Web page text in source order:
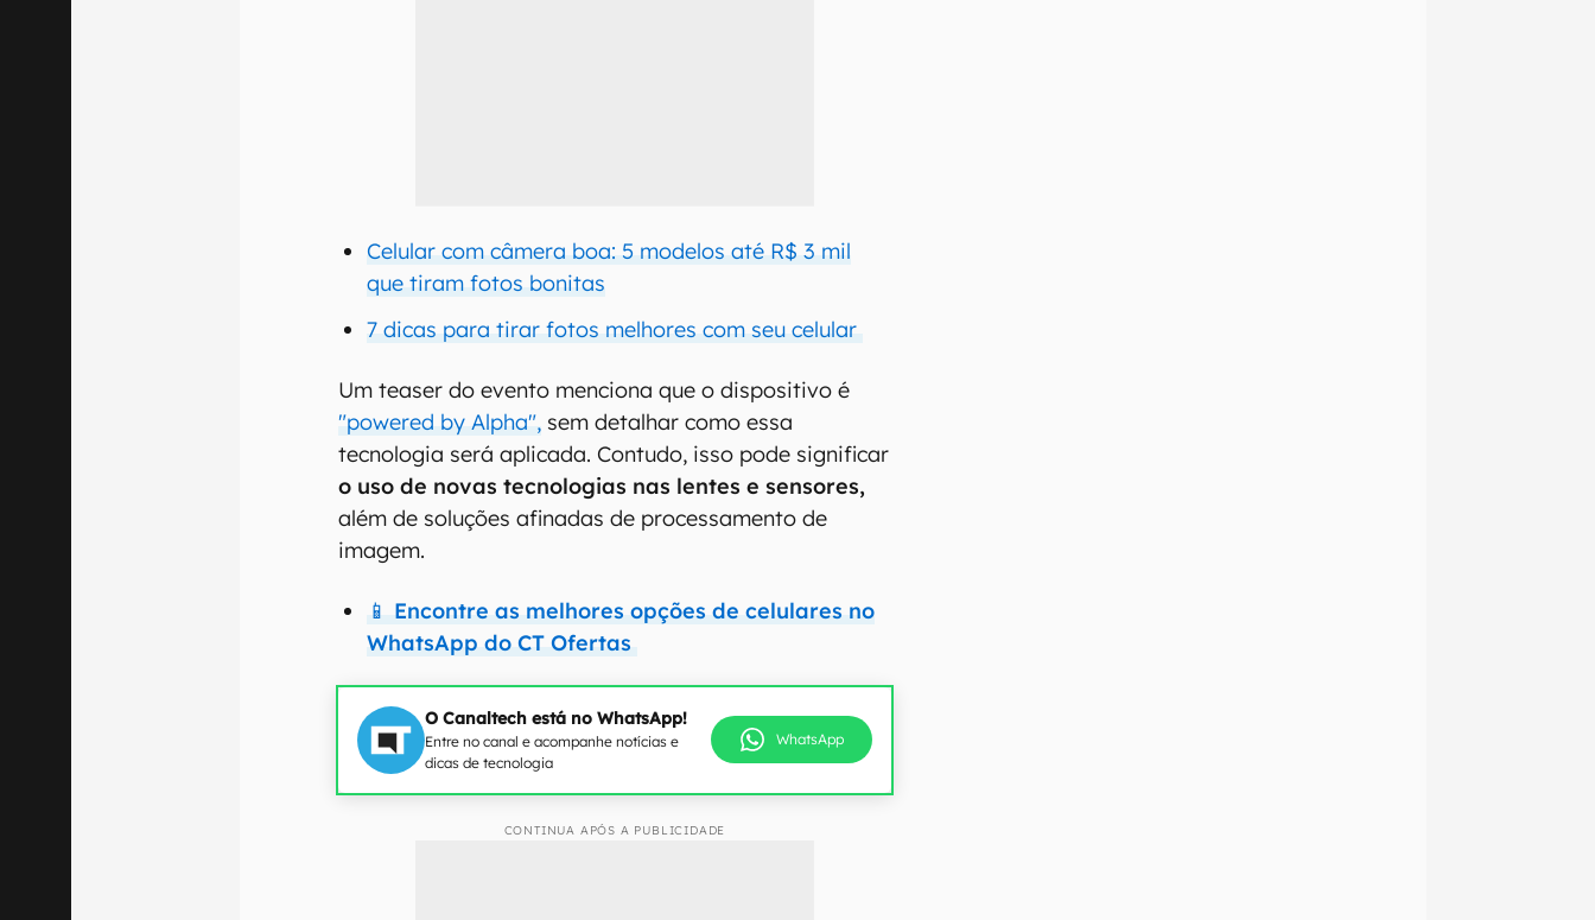
Celular com câmera boa: 5 modelos até R$ 3 mil
que tiram fotos bonitas
7 dicas para tirar fotos melhores com seu celular
Um teaser do evento menciona que o dispositivo é
"powered by Alpha", sem detalhar como essa
tecnologia será aplicada. Contudo, isso pode significar
o uso de novas tecnologias nas lentes e sensores,
além de soluções afinadas de processamento de
imagem.
📱 Encontre as melhores opções de celulares no
WhatsApp do CT Ofertas
O Canaltech está no WhatsApp!
Entre no canal e acompanhe notícias e
dicas de tecnologia
WhatsApp
CONTINUA APÓS A PUBLICIDADE